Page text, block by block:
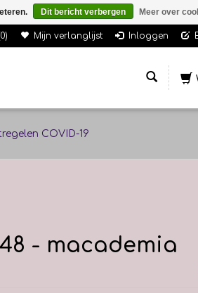
Mijn verlanglijst Inloggen
COVID-19
- macademia
Dit bericht verbergen Meer over